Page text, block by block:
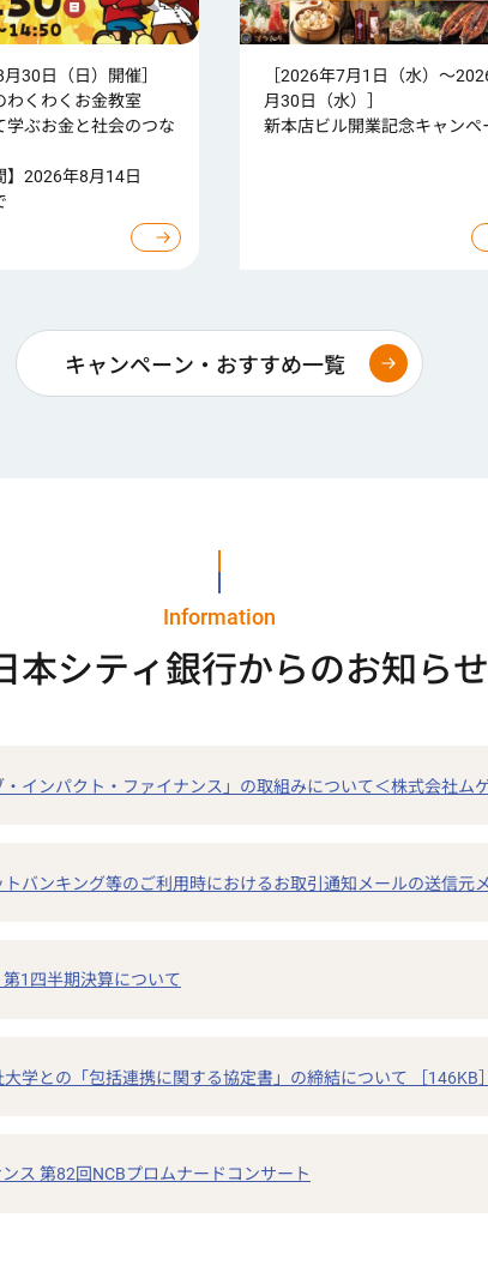
月30日（日）開催］
わくわくお金教室
学ぶお金と社会のつな
】2026年8月14日
［2026年7月1日（水）～
月30日（水）］
新本店ビル開業記念キャンペ
キャンペーン・おすすめ一覧
Information
本シティ銀行からのお知らせ
・インパクト・ファイナンス」の取組みについて＜株式会社ム
トバンキング等のご利用時におけるお取引通知メールの送信元
1四半期決算について
大学との「包括連携に関する協定書」の締結について ［146KB
ス 第82回NCBプロムナードコンサート